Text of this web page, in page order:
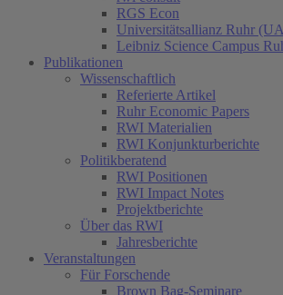
RGS Econ
Universitätsallianz Ruhr
Leibniz Science Campus
Publikationen
Wissenschaftlich
Referierte Artikel
Ruhr Economic Papers
RWI Materialien
RWI Konjunkturberichte
Politikberatend
RWI Positionen
RWI Impact Notes
Projektberichte
Über das RWI
Jahresberichte
Veranstaltungen
Für Forschende
Brown Bag-Seminare